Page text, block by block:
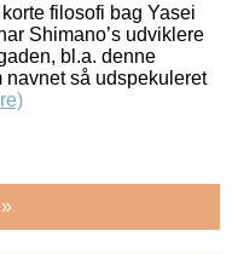
filosofi bag Yasei
Shimano’s udviklere
bl.a. denne
navnet så udspekuleret